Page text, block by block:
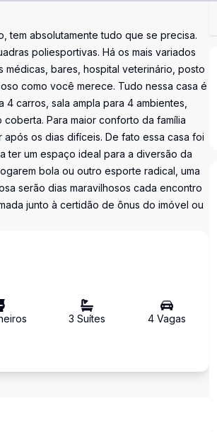
tem absolutamente tudo que se precisa.
poliesportivas. Há os mais variados
médicas, bares, hospital veterinário, posto
como você merece. Tudo nessa casa é
carros, sala ampla para 4 ambientes,
Para maior conforto da família
os dias difíceis. De fato essa casa foi
ter um espaço ideal para a diversão da
bola ou outro esporte radical, uma
serão dias maravilhosos cada encontro
junto à certidão de ônus do imóvel ou
s 3 Suítes 4Vagas